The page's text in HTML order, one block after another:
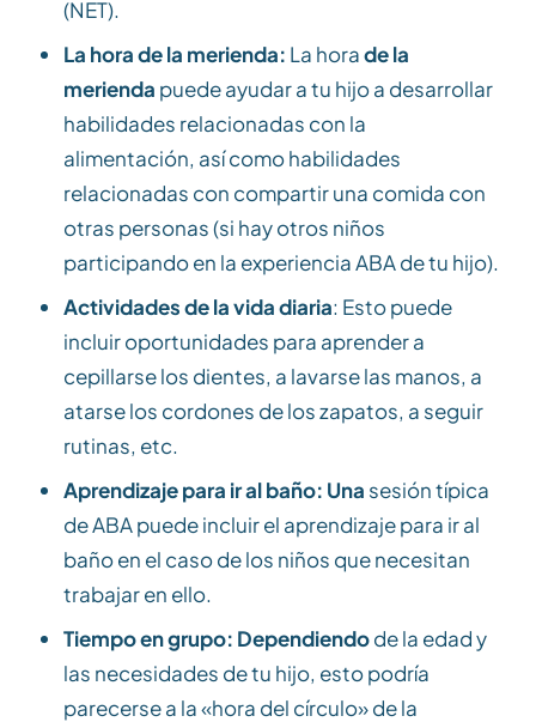
(NET).
La hora de la merienda: La horade la
merienda puede ayudar a tu hijo a desarrollar
habilidades relacionadas con la
alimentación, así como habilidades
relacionadas con compartir una comida con
otras personas (si hay otros niños
participando en la experiencia ABA de tu hijo).
Actividades de la vida diaria: Esto puede
incluir oportunidades para aprender a
cepillarse los dientes, a lavarse las manos, a
atarse los cordones de los zapatos, a seguir
rutinas, etc.
Aprendizaje para ir al baño: Una sesión típica
de ABA puede incluir el aprendizaje para ir al
baño en el caso de los niños que necesitan
trabajar en ello.
Tiempo en grupo: Dependiendode la edad y
las necesidades de tu hijo, esto podría
parecerse a la «hora del círculo» de la